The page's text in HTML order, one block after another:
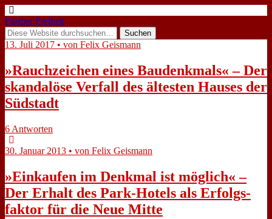
Fürther Freiheit
13. Juli 2017 • von Felix Geismann
»Rauch­zei­chen ei­nes Bau­denk­mals« – Der
skan­da­lö­se Ver­fall des äl­te­sten Hau­ses der
Süd­stadt
6 Antworten
30. Januar 2013 • von Felix Geismann
»Ein­kau­fen im Denk­mal ist mög­lich« –
Der Er­halt des Park-Ho­tels als Er­folgs­
fak­tor für die Neue Mit­te